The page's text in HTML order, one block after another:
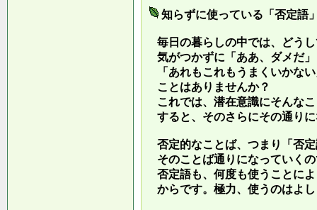
知らずに使っている「否定語
毎日の暮らしの中では、どう
気がつかずに「ああ、ダメだ
「あれもこれもうまくいかな
ことはありませんか？
これでは、潜在意識にそんな
すると、そのさらにその通り
否定的なことば、つまり「否
そのことば通りになっていく
否定語も、何度も使うことに
からです。極力、使うのはよ